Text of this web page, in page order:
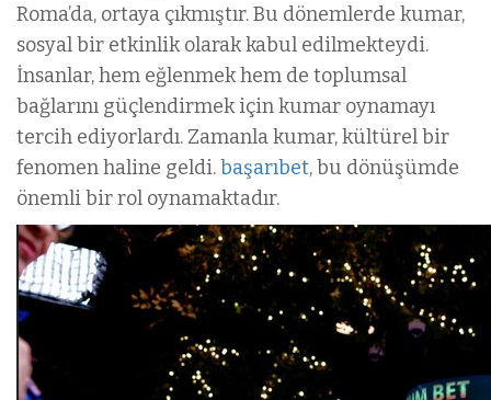
Roma’da, ortaya çıkmıştır. Bu dönemlerde kumar,
sosyal bir etkinlik olarak kabul edilmekteydi.
İnsanlar, hem eğlenmek hem de toplumsal
bağlarını güçlendirmek için kumar oynamayı
tercih ediyorlardı. Zamanla kumar, kültürel bir
fenomen haline geldi.başarıbet, bu dönüşümde
önemli bir rol oynamaktadır.